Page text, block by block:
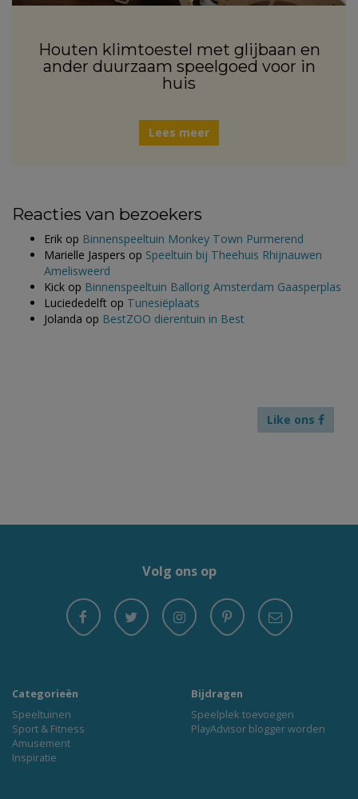
Houten klimtoestel met glijbaan en
ander duurzaam speelgoed voor in
huis
Lees meer
Reacties van bezoekers
Erik op Binnenspeeltuin Monkey Town Purmerend
Marielle Jaspers op Speeltuin bij Theehuis Rhijnauwen
Amelisweerd
Kick op Binnenspeeltuin Ballorig Amsterdam Gaasperplas
Luciededelft op Tunesiëplaats
Jolanda op BestZOO dierentuin in Best
Like ons
Volg ons op
Categorieën
Speeltuinen
Sport & Fitness
Amusement
Inspiratie
Bijdragen
Speelplek toevoegen
PlayAdvisor blogger worden